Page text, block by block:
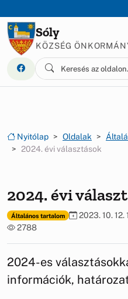
Sóly
KÖZSÉG
Nyitólap Oldalak
2024. évi választások
2024. évi
Általános tartalom 2023. 10. 12.
2788
2024-es
információk,